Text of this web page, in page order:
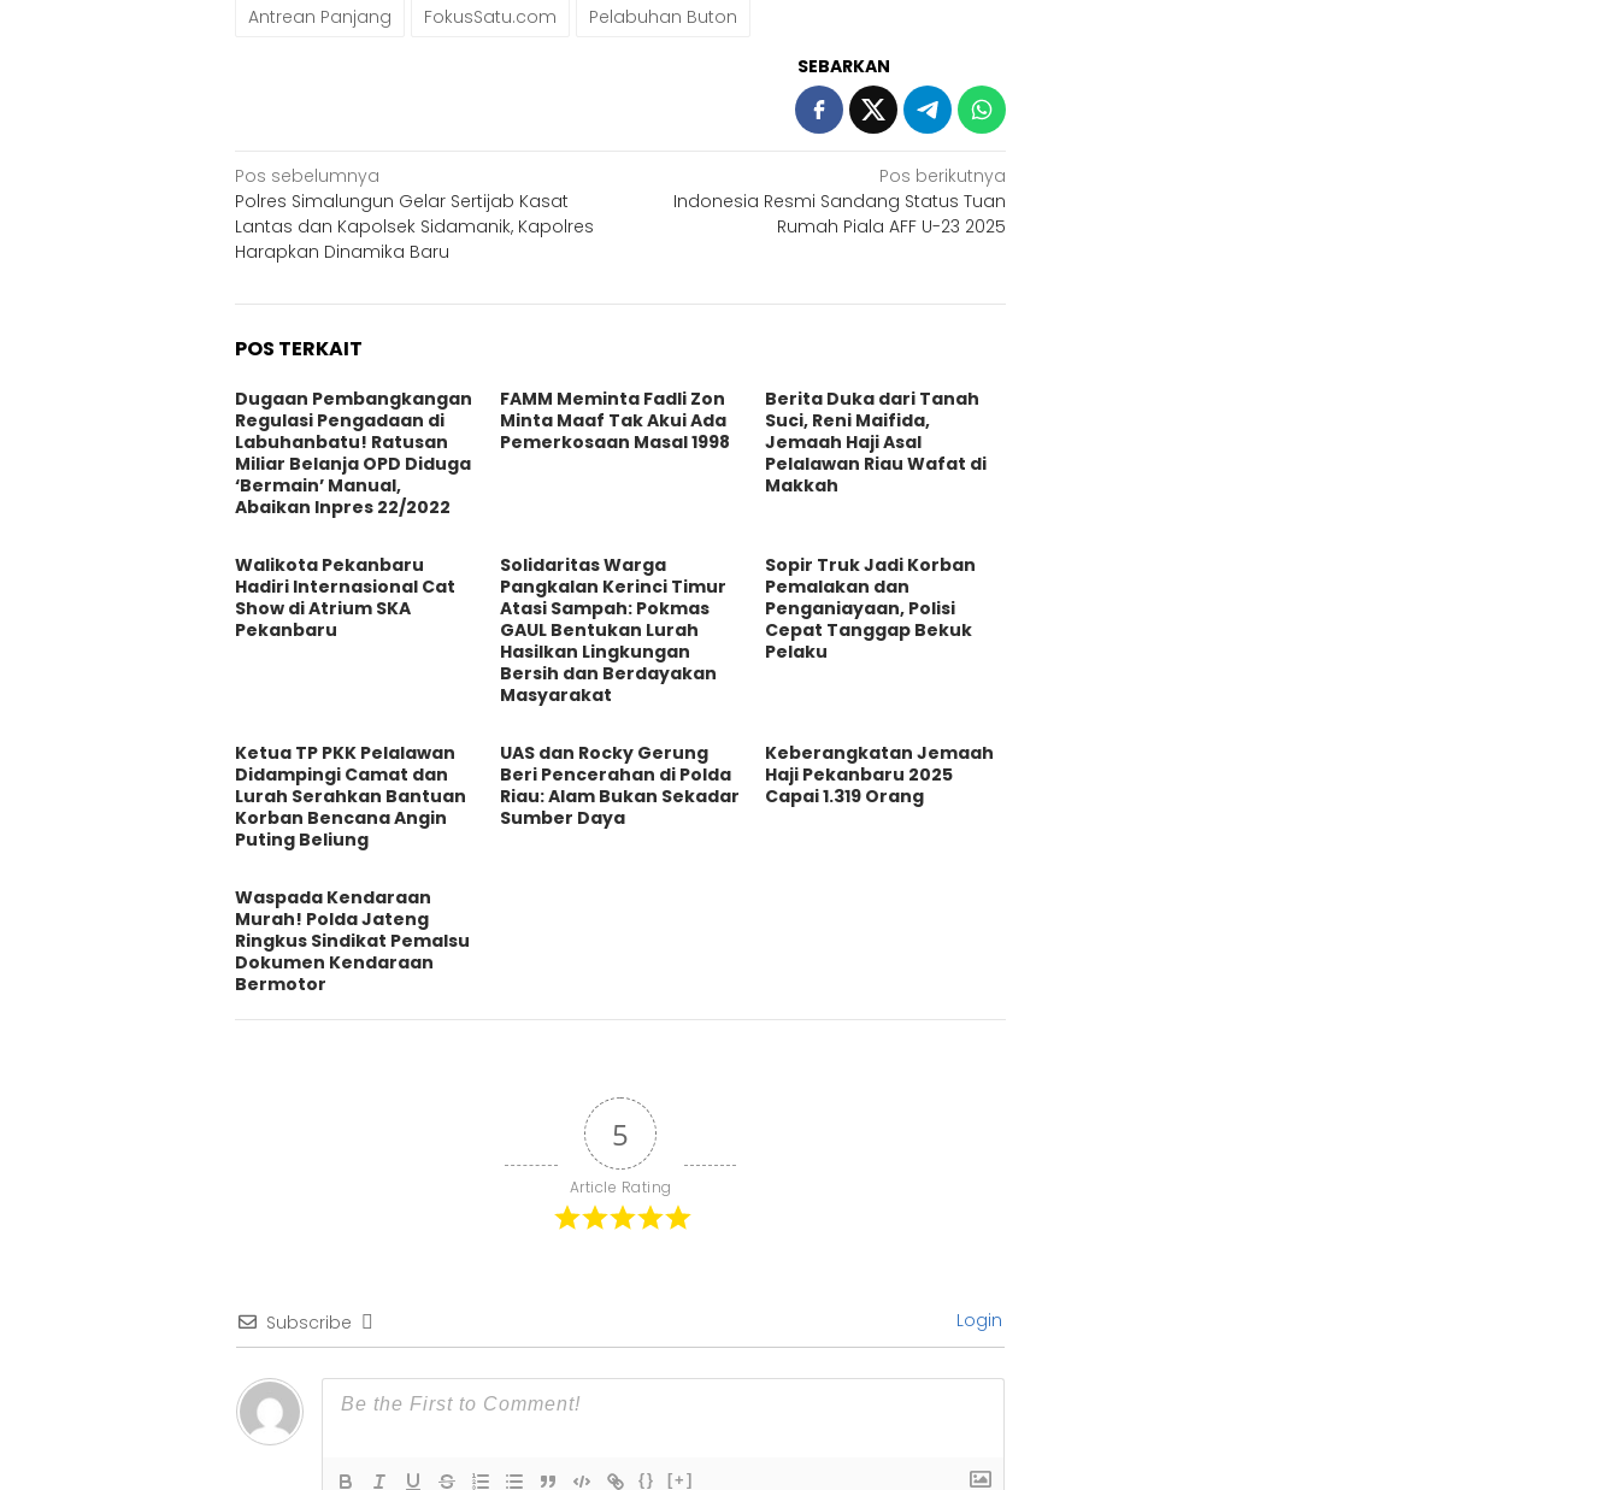
Antrean Panjang FokusSatu.com Pelabuhan Buton
SEBARKAN
Navigasi
pos
Pos sebelumnya
Polres Simalungun Gelar Sertijab Kasat
Lantas dan Kapolsek Sidamanik, Kapolres
Harapkan Dinamika Baru
Pos berikutnya
Indonesia Resmi Sandang Status Tuan
Rumah Piala AFF U-23 2025
POS TERKAIT
Dugaan Pembangkangan
Regulasi Pengadaan di
Labuhanbatu! Ratusan
Miliar Belanja OPD Diduga
‘Bermain’ Manual,
Abaikan Inpres 22/2022
FAMM Meminta Fadli Zon
Minta Maaf Tak Akui Ada
Pemerkosaan Masal 1998
Berita Duka dari Tanah
Suci, Reni Maifida,
Jemaah Haji Asal
Pelalawan Riau Wafat di
Makkah
Walikota Pekanbaru
Hadiri Internasional Cat
Show di Atrium SKA
Pekanbaru
Solidaritas Warga
Pangkalan Kerinci Timur
Atasi Sampah: Pokmas
GAUL Bentukan Lurah
Hasilkan Lingkungan
Bersih dan Berdayakan
Masyarakat
Sopir Truk Jadi Korban
Pemalakan dan
Penganiayaan, Polisi
Cepat Tanggap Bekuk
Pelaku
Ketua TP PKK Pelalawan
Didampingi Camat dan
Lurah Serahkan Bantuan
Korban Bencana Angin
Puting Beliung
UAS dan Rocky Gerung
Beri Pencerahan di Polda
Riau: Alam Bukan Sekadar
Sumber Daya
Keberangkatan Jemaah
Haji Pekanbaru 2025
Capai 1.319 Orang
Waspada Kendaraan
Murah! Polda Jateng
Ringkus Sindikat Pemalsu
Dokumen Kendaraan
Bermotor
5
Article Rating
Subscribe Login
{} [+]